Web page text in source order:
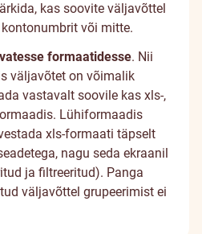
kas soovite väljavõttel
või mitte.
formaatidesse. Nii
väljavõtet on võimalik
vastavalt soovile kas xls-,
Lühiformaadis
xls-formaati täpselt
nagu seda ekraanil
ja filtreeritud). Panga
väljavõttel grupeerimist ei